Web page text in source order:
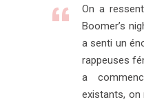
On a
Boomer’s
a senti un
rappeuses
a
existants, on